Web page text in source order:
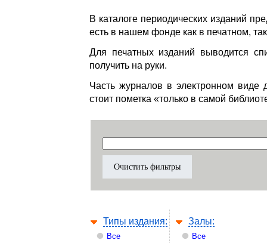
В каталоге периодических изданий
есть в нашем фонде как в печатном,
Для печатных изданий выводится
получить на руки.
Часть журналов в электронном виде
стоит пометка «только в самой
Типы издания:
Все
Залы:
Все